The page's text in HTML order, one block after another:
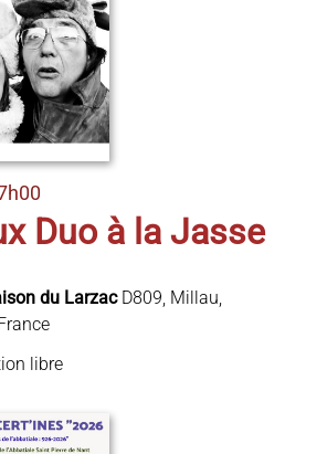
Duo à la Jasse
du Larzac D809, Millau,
libre